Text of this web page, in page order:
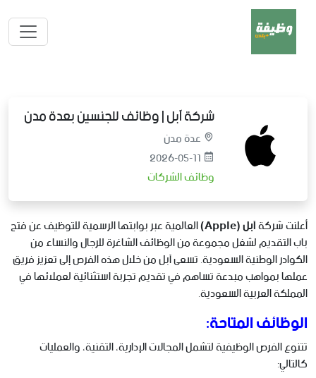
شركة آبل | وظائف للجنسين بعدة مدن
عدة مدن
2026-05-11
وظائف الشركات
أعلنت شركةآبل (Apple) العالمية عبر بوابتها الرسمية للتوظيف عن فتح
باب التقديم لشغل مجموعة من الوظائف الشاغرة للرجال والنساء من
الكوادر الوطنية السعودية. تسعى آبل من خلال هذه الفرص إلى تعزيز فريق
عملها بمواهب مبدعة تساهم في تقديم تجربة استثنائية لعملائها في
المملكة العربية السعودية.
الوظائف المتاحة:
تتنوع الفرص الوظيفية لتشمل المجالات الإدارية، التقنية، والعمليات
كالتالي: